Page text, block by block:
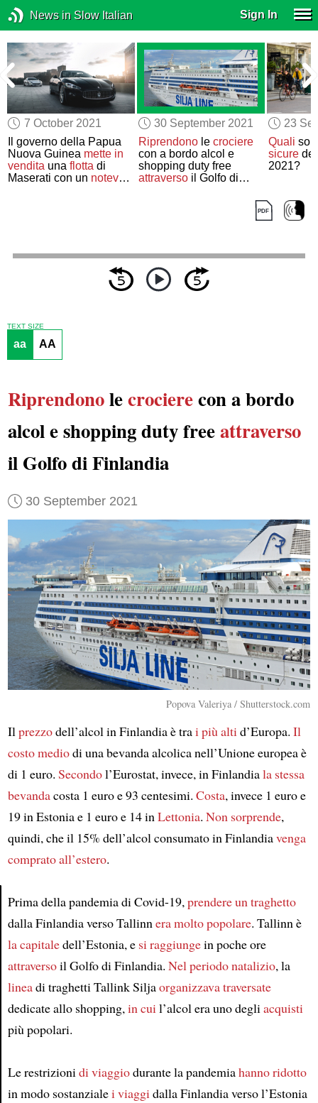
News in Slow Italian Sign In
7 October 2021
Il governo della Papua
Nuova Guinea mette in
vendita unaflotta di
Maserati con un notevole
30 September 2021
Riprendonole crociere
con a bordo alcol e
shopping duty free
attraversoil Golfo di
23
Quali
sicuredel
2021?
Article
TEXT SIZE
aa AA
Riprendonolecrocierecon a bordo
alcol e shopping duty freeattraverso
il Golfo di Finlandia
30 September 2021
Popova Valeriya / Shutterstock.com
Il prezzodell’alcol in Finlandia è trai più alti d’Europa. Il
costo mediodi una bevanda alcolica nell’Unione europea è
di 1 euro. Secondol’Eurostat, invece, in Finlandiala stessa
bevandacosta 1 euro e 93 centesimi. Costa, invece 1 euro e
19 in Estonia e 1 euro e 14 in Lettonia. Non sorprende,
quindi, che il 15% dell’alcol consumato in Finlandiavenga
compratoall’estero.
Prima della pandemia di Covid-19, prendere un traghetto
dalla Finlandia verso Tallinn era molto popolare. Tallinn è
la capitaledell’Estonia, e si raggiungein poche ore
attraversoil Golfo di Finlandia. Nel periodo natalizio, la
lineadi traghetti Tallink Siljaorganizzavatraversate
dedicate allo shopping, in cui l’alcol era uno degli acquisti
più popolari.
Le restrizioni di viaggiodurante la pandemiahanno ridotto
in modo sostanzialei viaggi dalla Finlandia verso l’Estonia